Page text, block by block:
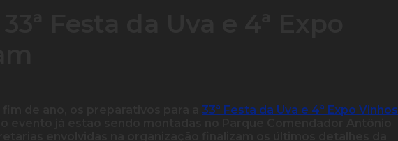
33ª Festa da Uva e 4ª Expo Vinhos